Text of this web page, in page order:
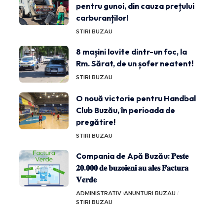
pentru gunoi, din cauza prețului
carburanților!
STIRI BUZAU
8 mașini lovite dintr-un foc, la
Rm. Sărat, de un șofer neatent!
STIRI BUZAU
O nouă victorie pentru Handbal
Club Buzău, în perioada de
pregătire!
STIRI BUZAU
Compania de Apă Buzău: 𝐏𝐞𝐬𝐭𝐞
𝟐𝟎.𝟎𝟎𝟎 𝐝𝐞 𝐛𝐮𝐳𝐨𝐢𝐞𝐧𝐢 𝐚𝐮 𝐚𝐥𝐞𝐬 𝐅𝐚𝐜𝐭𝐮𝐫𝐚
𝐕𝐞𝐫𝐝𝐞
ADMINISTRATIV ANUNTURI BUZAU
STIRI BUZAU